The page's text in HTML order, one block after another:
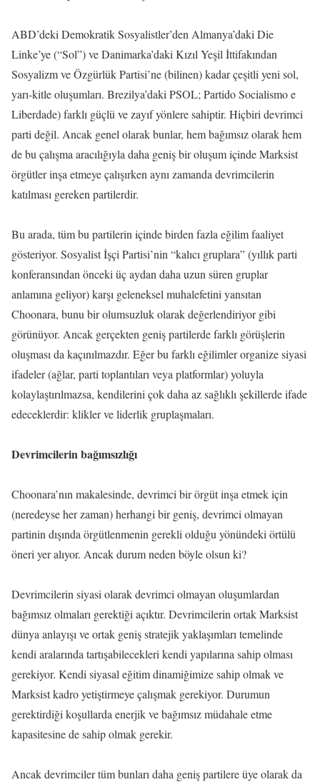
ABD’deki Demokratik Sosyalistler’den Almanya’daki Die
Linke’ye (“Sol”) ve Danimarka’daki Kızıl Yeşil İttifakından
Sosyalizm ve Özgürlük Partisi’ne (bilinen) kadar çeşitli yeni sol,
yarı-kitle oluşumları. Brezilya’daki PSOL; Partido Socialismo e
Liberdade) farklı güçlü ve zayıf yönlere sahiptir. Hiçbiri devrimci
parti değil. Ancak genel olarak bunlar, hem bağımsız olarak hem
de bu çalışma aracılığıyla daha geniş bir oluşum içinde Marksist
örgütler inşa etmeye çalışırken aynı zamanda devrimcilerin
katılması gereken partilerdir.
Bu arada, tüm bu partilerin içinde birden fazla eğilim faaliyet
gösteriyor. Sosyalist İşçi Partisi’nin “kalıcı gruplara” (yıllık parti
konferansından önceki üç aydan daha uzun süren gruplar
anlamına geliyor) karşı geleneksel muhalefetini yansıtan
Choonara, bunu bir olumsuzluk olarak değerlendiriyor gibi
görünüyor. Ancak gerçekten geniş partilerde farklı görüşlerin
oluşması da kaçınılmazdır. Eğer bu farklı eğilimler organize siyasi
ifadeler (ağlar, parti toplantıları veya platformlar) yoluyla
kolaylaştırılmazsa, kendilerini çok daha az sağlıklı şekillerde ifade
edeceklerdir: klikler ve liderlik gruplaşmaları.
Devrimcilerin bağımsızlığı
Choonara’nın makalesinde, devrimci bir örgüt inşa etmek için
(neredeyse her zaman) herhangi bir geniş, devrimci olmayan
partinin dışında örgütlenmenin gerekli olduğu yönündeki örtülü
öneri yer alıyor. Ancak durum neden böyle olsun ki?
Devrimcilerin siyasi olarak devrimci olmayan oluşumlardan
bağımsız olmaları gerektiği açıktır. Devrimcilerin ortak Marksist
dünya anlayışı ve ortak geniş stratejik yaklaşımları temelinde
kendi aralarında tartışabilecekleri kendi yapılarına sahip olması
gerekiyor. Kendi siyasal eğitim dinamiğimize sahip olmak ve
Marksist kadro yetiştirmeye çalışmak gerekiyor. Durumun
gerektirdiği koşullarda enerjik ve bağımsız müdahale etme
kapasitesine de sahip olmak gerekir.
Ancak devrimciler tüm bunları daha geniş partilere üye olarak da